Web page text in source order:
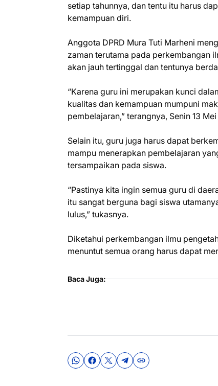
setiap tahunnya, dan tentu itu harus
kemampuan diri.
Anggota DPRD Mura Tuti Marheni
zaman terutama pada perkembangan
akan jauh tertinggal dan tentunya
“Karena guru ini merupakan kunci
kualitas dan kemampuan mumpuni
pembelajaran,” terangnya, Senin 13
Selain itu, guru juga harus dapat
mampu menerapkan pembelajaran
tersampaikan pada siswa.
“Pastinya kita ingin semua guru di
itu sangat berguna bagi siswa
lulus,” tukasnya.
Diketahui perkembangan ilmu
menuntut semua orang harus dapat
Baca Juga: